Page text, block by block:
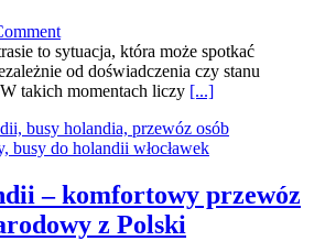
to sytuacja, która może spotkać
od doświadczenia czy stanu
takich momentach liczy [...]
– komfortowy przewóz
z Polski